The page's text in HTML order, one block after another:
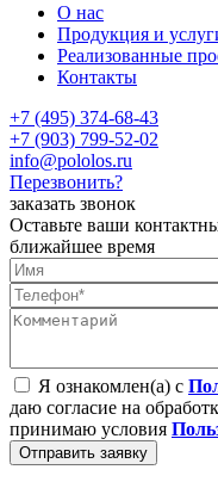
О нас
Продукция и
Реализованные
Контакты
+7 (495) 374-68-43
+7 (903) 799-52-02
info@pololos.ru
Перезвонить?
заказать звонок
Оставьте ваши
ближайшее время
Я ознакомлен(а) с
даю согласие на
принимаю условия
Отправить заявку